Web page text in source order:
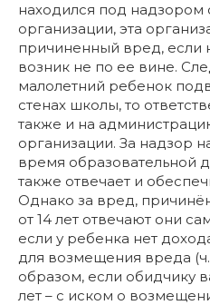
находился под надзором
организации, эта
причиненный вред, если
возник не по ее вине.
малолетний ребенок
стенах школы, то
также и на
организации. За надзор
время образовательной
также отвечает и
Однако за вред,
от 14 лет отвечают они
если у ребенка нет
для возмещения вреда (ч.
образом, если обидчику
лет – с иском о